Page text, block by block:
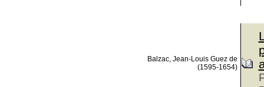
Balzac, Jean-Louis Guez de
(1595-1654)